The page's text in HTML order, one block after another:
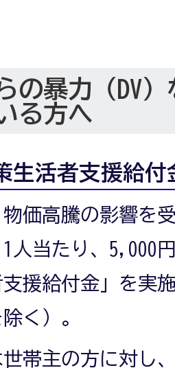
の暴力（DV
る方へ
生活者支援給付
価高騰の影響を
人当たり、5,000
援給付金」を実
く）。
帯主の方に対し